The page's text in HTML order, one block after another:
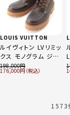
LOUIS VUITTON
ルイヴィトン LVリミッ
クス モノグラム ジャ
ガード アンクル ブー
ツ シューズ 1AIIQ3
198,000
176,000
1573